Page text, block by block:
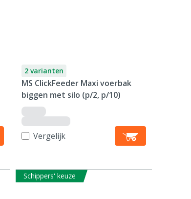
2 varianten
MS ClickFeeder Maxi voerbak
biggen met silo (p/2, p/10)
Vergelijk
Schippers' keuze